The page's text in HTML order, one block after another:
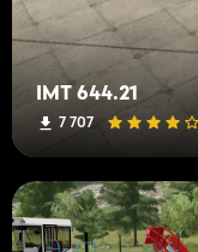
IMT 644.21
7 707